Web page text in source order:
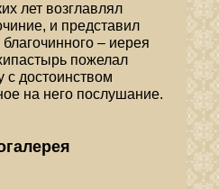
лет возглавлял
и представил
– иерея
пожелал
с достоинством
на него послушание.